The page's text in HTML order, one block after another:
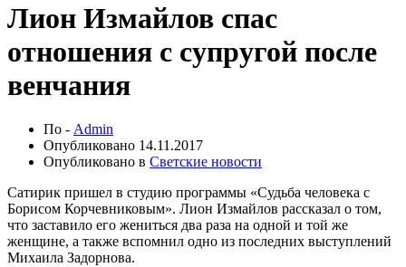
Лион Измайлов спас
отношения с супругой после
венчания
По - Admin
Опубликовано 14.11.2017
Опубликовано в Светские новости
Сатирик пришел в студию программы «Судьба человека с
Борисом Корчевниковым». Лион Измайлов рассказал о том,
что заставило его жениться два раза на одной и той же
женщине, а также вспомнил одно из последних выступлений
Михаила Задорнова.